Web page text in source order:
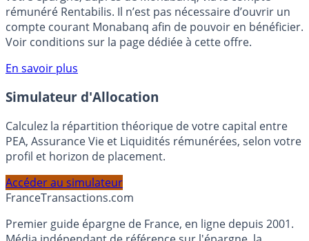
Bénéficiez de cette offre de placement sans risque pour
votre épargne, auprès de Monabanq, via le compte
rémunéré Rentabilis. Il n’est pas nécessaire d’ouvrir un
compte courant Monabanq afin de pouvoir en bénéficier.
Voir conditions sur la page dédiée à cette offre.
En savoir plus
Simulateur d'Allocation
Calculez la répartition théorique de votre capital entre
profil et horizon de placement.
FranceTransactions.com